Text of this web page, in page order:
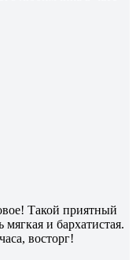
Такой приятный
и бархатистая.
восторг!